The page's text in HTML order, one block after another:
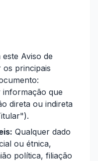
Aviso de
os principais
informação que
direta ou indireta
Qualquer dado
ou étnica,
política, filiação